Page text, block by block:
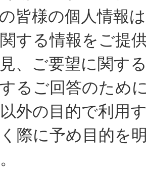
皆様の個人情報
する情報をご提
、ご要望に関す
るご回答のため
外の目的で利用
際に予め目的を